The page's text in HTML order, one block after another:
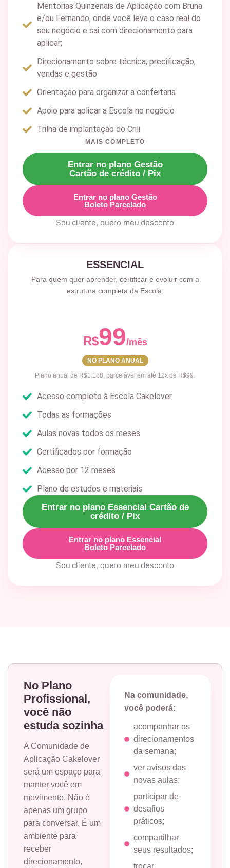
ESSENCIAL
Para quem quer aprender, certificar e evoluir com a
estrutura completa da Escola.
R$99/mês
NO PLANO ANUAL
Plano anual de R$1.188, parcelável em até 12x de R$99.
Acesso completo à Escola Cakelover
Todas as formações
Aulas novas todos os meses
Certificados por formação
Acesso por 12 meses
Plano de estudos e materiais
Entrar no plano Essencial Cartão de
crédito / Pix
Entrar no plano Essencial
Boleto Parcelado
Sou cliente, quero meu desconto
Mentorias Quinzenais de Aplicação com Bruna
e/ou Fernando, onde você leva o caso real do
seu negócio e sai com direcionamento para
aplicar;
Direcionamento sobre técnica, precificação,
vendas e gestão
Orientação para organizar a confeitaria
Apoio para aplicar a Escola no negócio
Trilha de implantação do Crili
MAIS COMPLETO
Entrar no plano Gestão
Cartão de crédito / Pix
Entrar no plano Gestão
Boleto Parcelado
Sou cliente, quero meu desconto
No Plano
Profissional,
você não
estuda sozinha
A Comunidade de
Aplicação Cakelover
será um espaço para
manter você em
movimento. Não é
apenas um grupo
para conversar. É um
ambiente para
receber
direcionamento,
Na comunidade,
você poderá:
acompanhar os
direcionamentos
da semana;
ver avisos das
novas aulas;
participar de
desafios
práticos;
compartilhar
seus resultados;